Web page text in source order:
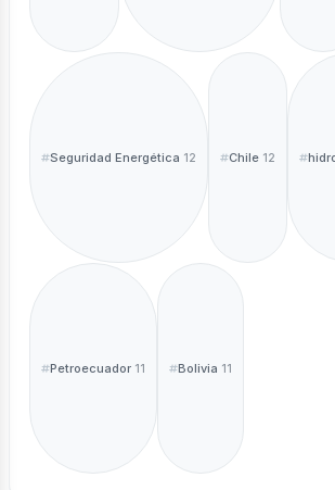
Seguridad Energética 12 Chile 12
Petroecuador 11 Bolivia 11